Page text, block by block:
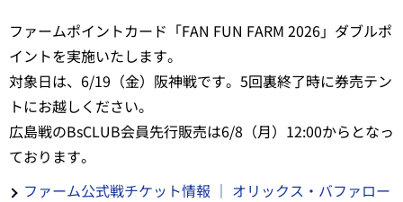
ファームポイントカード「FAN FUN FARM 2026」ダブルポ
イントを実施いたします。
対象日は、6/19（金）阪神戦です。5回裏終了時に券売テン
トにお越しください。
広島戦のBsCLUB会員先行販売は6/8（月）12:00からとなっ
ております。
ファーム公式戦チケット情報 ｜ オリックス・バファロー